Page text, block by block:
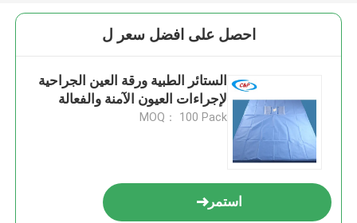
احصل على افضل سعر ل
الستائر الطبية ورقة العين الجراحية
لإجراءات العيون الآمنة والفعالة
MOQ： 100 Pack
استمر